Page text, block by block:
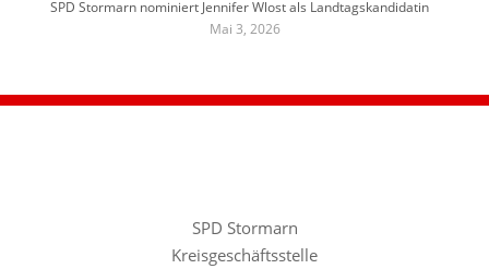
SPD Stormarn nominiert Jennifer Wlost als Landtagskandidatin
Mai 3, 2026
SPD Stormarn
Kreisgeschäftsstelle